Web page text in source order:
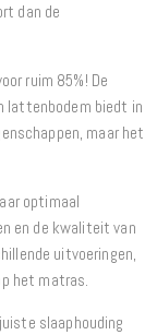
dan de
ruim 85%! De
lattenbodem biedt in
maar het
optimaal
en de kwaliteit van
uitvoeringen,
het matras.
slaaphouding